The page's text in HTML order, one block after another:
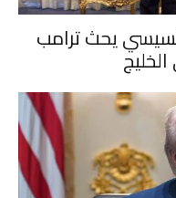
يحث ترامب